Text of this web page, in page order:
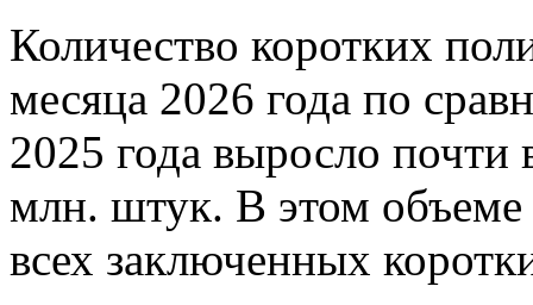
Количество коротких
месяца 2026 года по
2025 года выросло почти
млн. штук. В этом объеме
всех заключенных